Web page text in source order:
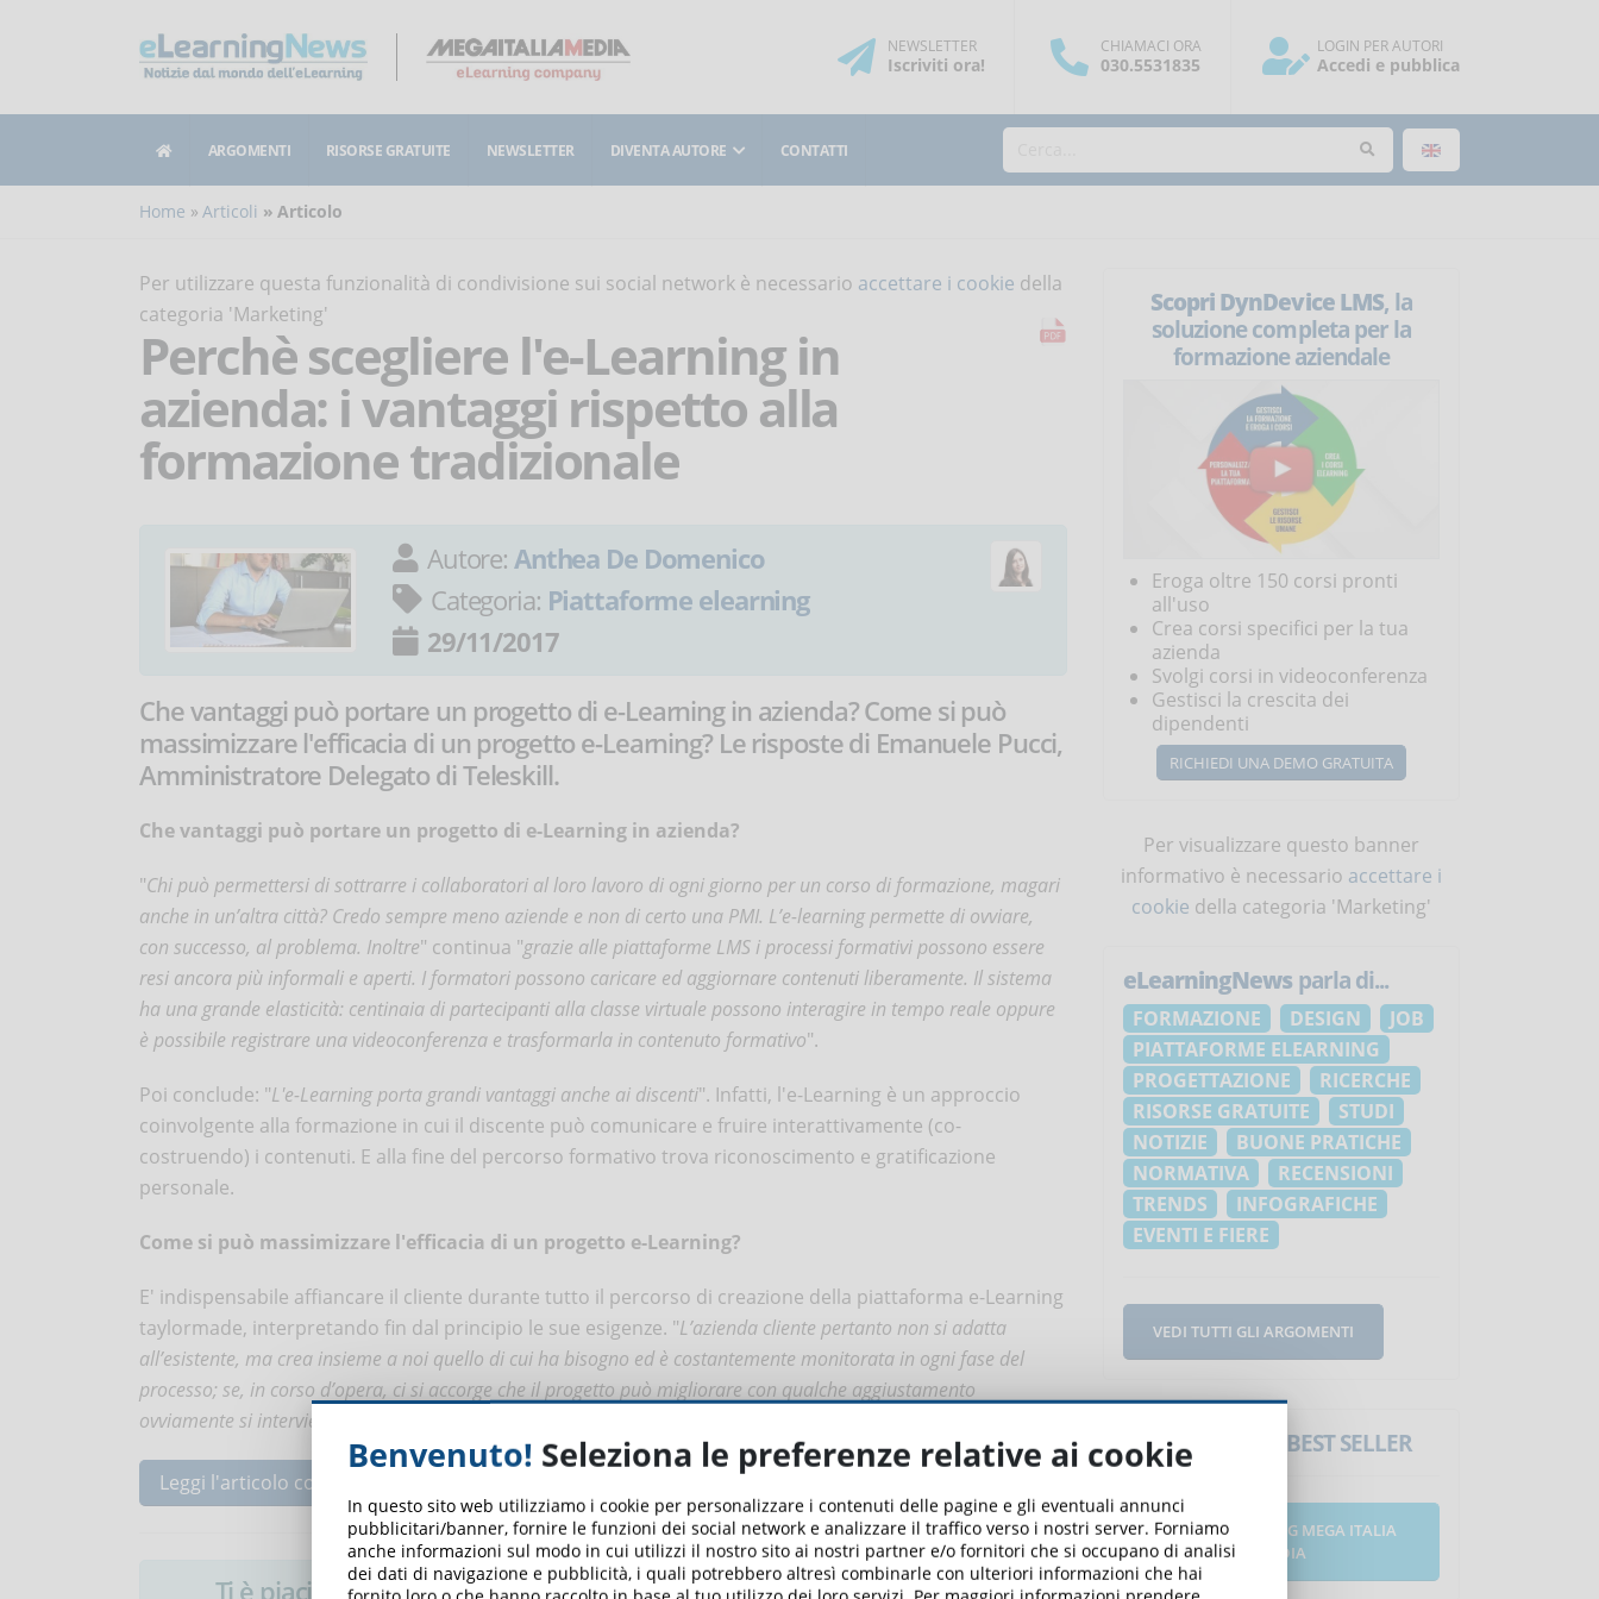
NEWSLETTER
Iscriviti ora!
CHIAMACI ORA
030.5531835
LOGIN PER AUTORI
Accedi e pubblica
ARGOMENTI RISORSE GRATUITE NEWSLETTER DIVENTA AUTORE CONTATTI
Home Articoli Articolo
Per utilizzare questa funzionalità di condivisione sui social network è necessario accettare i cookie della
categoria 'Marketing'
Perchè scegliere l'e-Learning in
azienda: i vantaggi rispetto alla
formazione tradizionale
Autore:Anthea De Domenico
Categoria: Piattaforme elearning
29/11/2017
Che vantaggi può portare un progetto di e-Learning in azienda? Come si può
massimizzare l'efficacia di un progetto e-Learning? Le risposte di Emanuele Pucci,
Amministratore Delegato di Teleskill.
Che vantaggi può portare un progetto di e-Learning in azienda?
"Chi può permettersi di sottrarre i collaboratori al loro lavoro di ogni giorno per un corso di formazione, magari
anche in un’altra città? Credo sempre meno aziende e non di certo una PMI. L’e-learning permette di ovviare,
con successo, al problema. Inoltre" continua "grazie alle piattaforme LMS i processi formativi possono essere
resi ancora più informali e aperti. I formatori possono caricare ed aggiornare contenuti liberamente. Il sistema
ha una grande elasticità: centinaia di partecipanti alla classe virtuale possono interagire in tempo reale oppure
è possibile registrare una videoconferenza e trasformarla in contenuto formativo".
Poi conclude: "L'e-Learning porta grandi vantaggi anche ai discenti". Infatti, l'e-Learning è un approccio
coinvolgente alla formazione in cui il discente può comunicare e fruire interattivamente (co-
costruendo) i contenuti. E alla fine del percorso formativo trova riconoscimento e gratificazione
personale.
Come si può massimizzare l'efficacia di un progetto e-Learning?
E' indispensabile affiancare il cliente durante tutto il percorso di creazione della piattaforma e-Learning
taylormade, interpretando fin dal principio le sue esigenze. "L’azienda cliente pertanto non si adatta
all’esistente, ma crea insieme a noi quello di cui ha bisogno ed è costantemente monitorata in ogni fase del
processo; se, in corso d’opera, ci si accorge che il progetto può migliorare con qualche aggiustamento
ovviamente si interviene
Leggi l'articolo completo ...
Ti è piaciuto questo articolo? Iscriviti alla newsletter e ricevi le notizie
Scopri DynDevice LMS, la
soluzione completa per la
formazione aziendale
Eroga oltre 150 corsi pronti
all'uso
Crea corsi specifici per la tua
azienda
Svolgi corsi in videoconferenza
Gestisci la crescita dei
dipendenti
RICHIEDI UNA DEMO GRATUITA
Per visualizzare questo banner
informativo è necessario accettare i
cookie della categoria 'Marketing'
eLearningNews parla di...
FORMAZIONE DESIGN
JOB
PIATTAFORME ELEARNING
PROGETTAZIONE
RICERCHE
RISORSE GRATUITE
STUDI
NOTIZIE
BUONE PRATICHE
NORMATIVA
RECENSIONI
TRENDS
INFOGRAFICHE
EVENTI E FIERE
VEDI TUTTI GLI ARGOMENTI
Corsi eLearning BEST SELLER
CORSI ELEARNING MEGA ITALIA
MEDIA
Benvenuto! Seleziona le preferenze relative ai cookie
In questo sito web utilizziamo i cookie per personalizzare i contenuti delle pagine e gli eventuali annunci
pubblicitari/banner, fornire le funzioni dei social network e analizzare il traffico verso i nostri server. Forniamo
anche informazioni sul modo in cui utilizzi il nostro sito ai nostri partner e/o fornitori che si occupano di analisi
dei dati di navigazione e pubblicità, i quali potrebbero altresì combinarle con ulteriori informazioni che hai